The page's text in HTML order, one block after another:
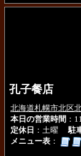
孔子餐店
北海道札幌市北区
本日の営業時間 ：
定休日 ：土曜駐
メニュー表 ：